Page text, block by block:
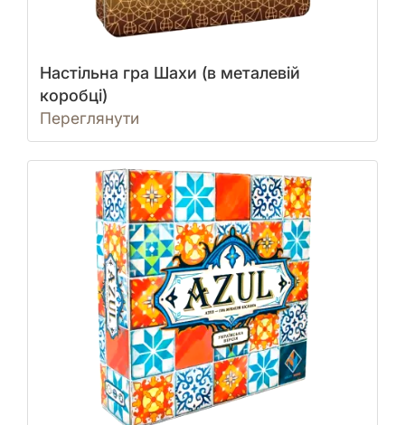
Настільна гра Шахи (в металевій
коробці)
Переглянути